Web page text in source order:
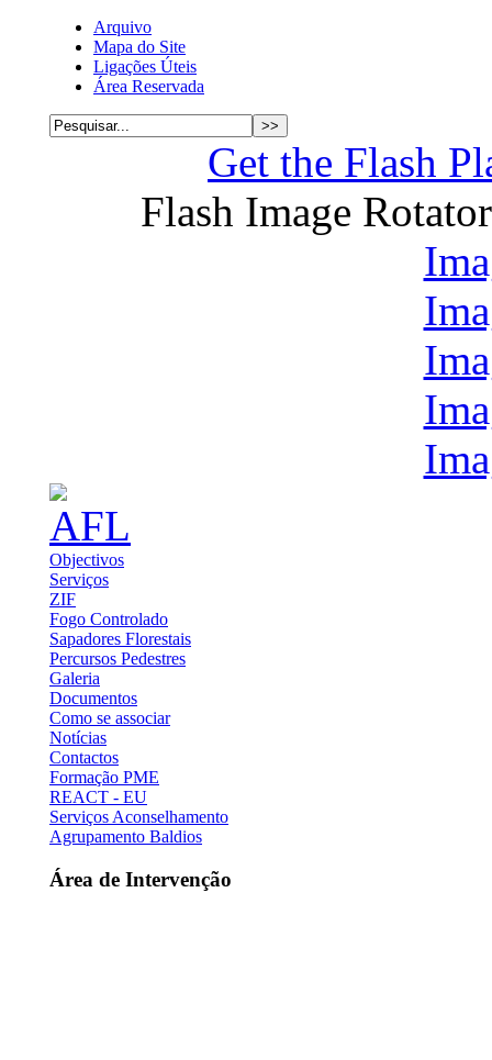
Arquivo
Mapa do Site
Ligações Úteis
Área Reservada
Get the Flash
Flash Image
Objectivos
Serviços
ZIF
Fogo Controlado
Sapadores Florestais
Percursos Pedestres
Galeria
Documentos
Como se associar
Notícias
Contactos
Formação PME
REACT - EU
Serviços Aconselhamento
Agrupamento Baldios
Área de Intervenção